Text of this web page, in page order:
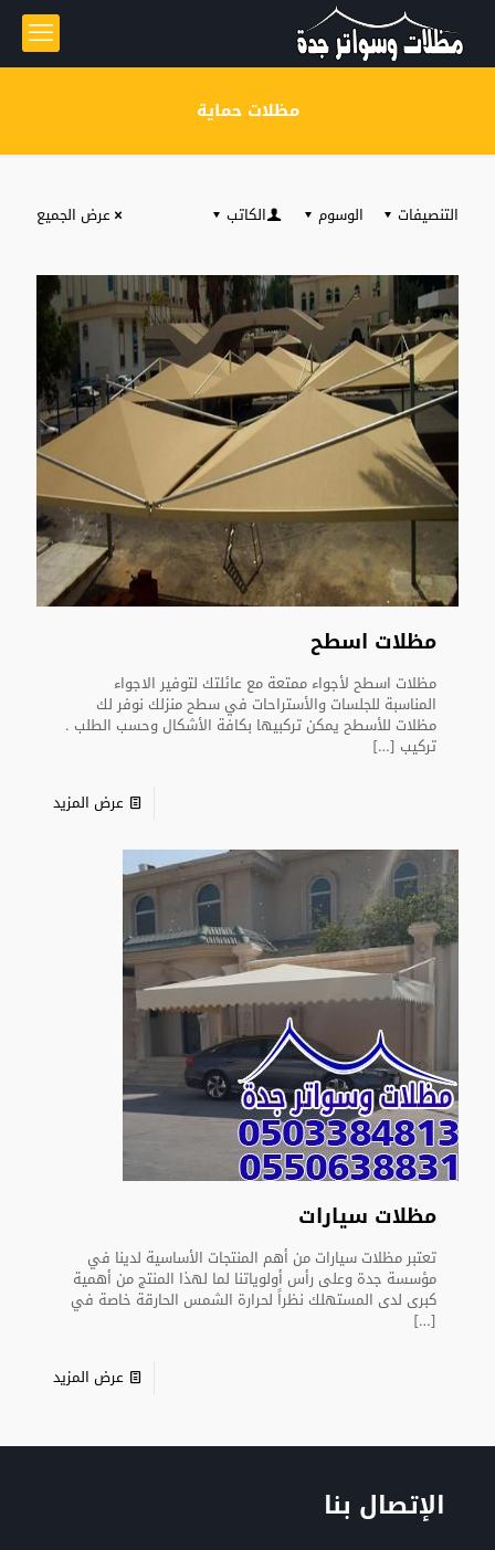
مظلات حماية
التنصيفات الوسوم الكاتب عرض الجميع
مظلات اسطح
مظلات اسطح لأجواء ممتعة مع عائلتك لتوفير الاجواء
المناسبة للجلسات والأستراحات في سطح منزلك نوفر لك
مظلات للأسطح يمكن تركبيها بكافة الأشكال وحسب الطلب .
تركيب […]
عرض المزيد
مظلات سيارات
تعتبر مظلات سيارات من أهم المنتجات الأساسية لدينا في
مؤسسة جدة وعلى رأس أولوياتنا لما لهذا المنتج من أهمية
كبرى لدى المستهلك نظراً لحرارة الشمس الحارقة خاصة في
[…]
عرض المزيد
الإتصال بنا